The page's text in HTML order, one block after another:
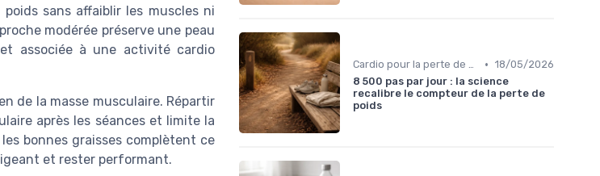
sans affaiblir les muscles ni
modérée préserve une peau
associée à une activité cardio
de la masse musculaire. Répartir
après les séances et limite la
bonnes graisses complètent ce
et rester performant.
Cardio pour la perte de poids • 18/05/2026
8 500 pas par jour : la science
recalibre le compteur de la perte de
poids